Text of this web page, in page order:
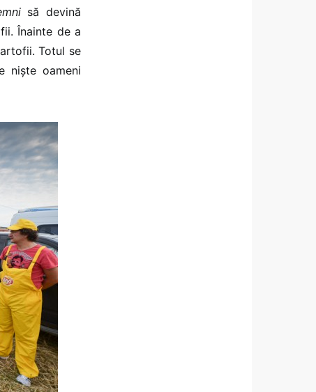
să devină
Înainte de a
Totul se
niște oameni